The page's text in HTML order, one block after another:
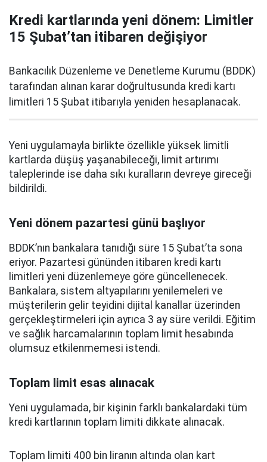
Kredi kartlarında yeni dönem: Limitler
15 Şubat’tan itibaren değişiyor
Bankacılık Düzenleme ve Denetleme Kurumu (BDDK)
tarafından alınan karar doğrultusunda kredi kartı
limitleri 15 Şubat itibarıyla yeniden hesaplanacak.
Yeni uygulamayla birlikte özellikle yüksek limitli
kartlarda düşüş yaşanabileceği, limit artırımı
taleplerinde ise daha sıkı kuralların devreye gireceği
bildirildi.
Yeni dönem pazartesi günü başlıyor
BDDK’nın bankalara tanıdığı süre 15 Şubat’ta sona
eriyor. Pazartesi gününden itibaren kredi kartı
limitleri yeni düzenlemeye göre güncellenecek.
Bankalara, sistem altyapılarını yenilemeleri ve
müşterilerin gelir teyidini dijital kanallar üzerinden
gerçekleştirmeleri için ayrıca 3 ay süre verildi. Eğitim
ve sağlık harcamalarının toplam limit hesabında
olumsuz etkilenmemesi istendi.
Toplam limit esas alınacak
Yeni uygulamada, bir kişinin farklı bankalardaki tüm
kredi kartlarının toplam limiti dikkate alınacak.
Toplam limiti 400 bin liranın altında olan kart